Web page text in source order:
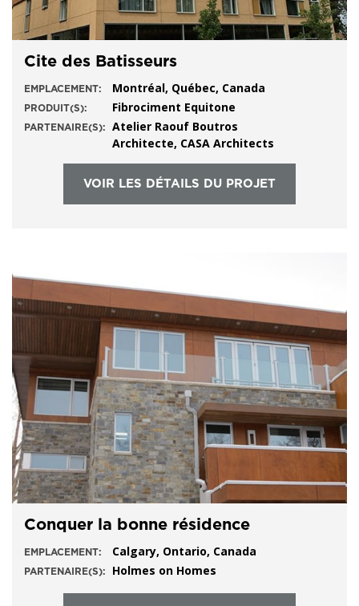
Cite des Batisseurs
EMPLACEMENT: Montréal, Québec, Canada
PRODUIT(S): Fibrociment Equitone
PARTENAIRE(S):
Atelier Raouf Boutros
Architecte, CASA Architects
VOIR LES DÉTAILS DU PROJET
Conquer la bonne résidence
EMPLACEMENT: Calgary, Ontario, Canada
PARTENAIRE(S): Holmes on Homes